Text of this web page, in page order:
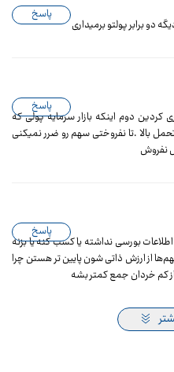
پاسخ
کردین دوم اینکه بازار سرمایه پولی که
بالا .تا نفروختی سهم رو ضرر نمیکنی
نفروش
پاسخ
بورسی نداشته یا کسب کنه یا بزنه
از ارزش ذاتی شون پایین تر هستن چرا
کم خردان جمع کمتر بشه
پاسخ